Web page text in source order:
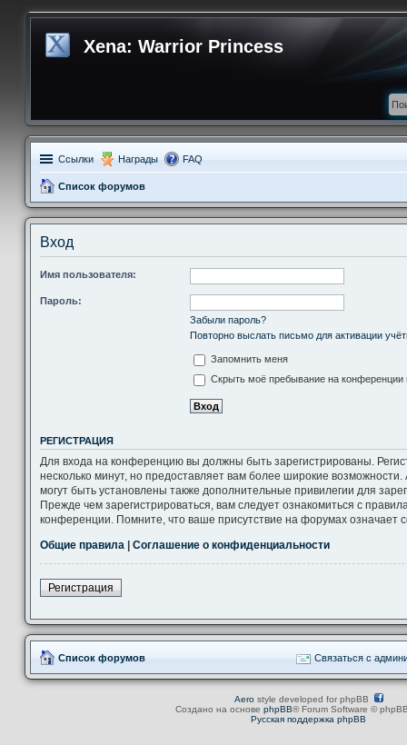
Xena: Warrior Princess
Ссылки Награды FAQ
Список форумов
Вход
Имя пользователя:
Пароль:
Забыли пароль?
Повторно выслать письмо для активации
Запомнить меня
Скрыть моё пребывание на конференции
РЕГИСТРАЦИЯ
Для входа на конференцию вы должны быть зарегистрированы.
несколько минут, но предоставляет вам более широкие
могут быть установлены также дополнительные привилегии для
Прежде чем зарегистрироваться, вам следует ознакомиться с
конференции. Помните, что ваше присутствие на форумах означает
Общие правила
Соглашение о конфиденциальности
Регистрация
Список форумов Связаться с
Aerostyle developed for phpBB
Создано на основе phpBB® Forum Software ©
Русская поддержка phpBB